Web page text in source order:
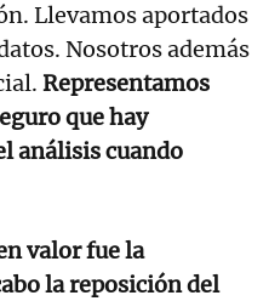
Llevamos aportados
Nosotros además
Representamos
que hay
análisis cuando
valor fue la
la reposición del